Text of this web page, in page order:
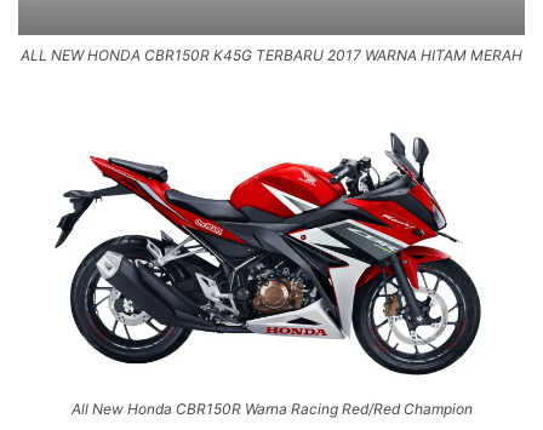
ALL NEW HONDA CBR150R K45G TERBARU 2017 WARNA HITAM MERAH
All New Honda CBR150R Warna Racing Red/Red Champion